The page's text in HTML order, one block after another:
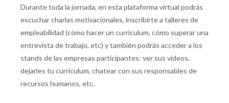
Durante toda la jornada, en esta plataforma virtual podrás
escuchar charlas motivacionales, inscribirte a talleres de
empleabilidad (cómo hacer un currículum, cómo superar una
entrevista de trabajo, etc) y también podrás acceder a los
stands de las empresas participantes: ver sus vídeos,
dejarles tu currículum, chatear con sus responsables de
recursos humanos, etc.